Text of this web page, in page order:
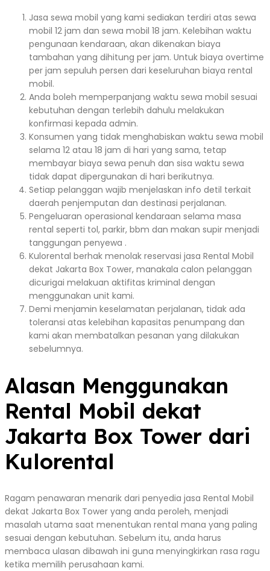
Jasa sewa mobil yang kami sediakan terdiri atas sewa
mobil 12 jam dan sewa mobil 18 jam. Kelebihan waktu
pengunaan kendaraan, akan dikenakan biaya
tambahan yang dihitung per jam. Untuk biaya overtime
per jam sepuluh persen dari keseluruhan biaya rental
mobil.
Anda boleh memperpanjang waktu sewa mobil sesuai
kebutuhan dengan terlebih dahulu melakukan
konfirmasi kepada admin.
Konsumen yang tidak menghabiskan waktu sewa mobil
selama 12 atau 18 jam di hari yang sama, tetap
membayar biaya sewa penuh dan sisa waktu sewa
tidak dapat dipergunakan di hari berikutnya.
Setiap pelanggan wajib menjelaskan info detil terkait
daerah penjemputan dan destinasi perjalanan.
Pengeluaran operasional kendaraan selama masa
rental seperti tol, parkir, bbm dan makan supir menjadi
tanggungan penyewa .
Kulorental berhak menolak reservasi jasa Rental Mobil
dekat Jakarta Box Tower, manakala calon pelanggan
dicurigai melakuan aktifitas kriminal dengan
menggunakan unit kami.
Demi menjamin keselamatan perjalanan, tidak ada
toleransi atas kelebihan kapasitas penumpang dan
kami akan membatalkan pesanan yang dilakukan
sebelumnya.
Alasan Menggunakan
Rental Mobil dekat
Jakarta Box Tower dari
Kulorental
Ragam penawaran menarik dari penyedia jasa Rental Mobil
dekat Jakarta Box Tower yang anda peroleh, menjadi
masalah utama saat menentukan rental mana yang paling
sesuai dengan kebutuhan. Sebelum itu, anda harus
membaca ulasan dibawah ini guna menyingkirkan rasa ragu
ketika memilih perusahaan kami.